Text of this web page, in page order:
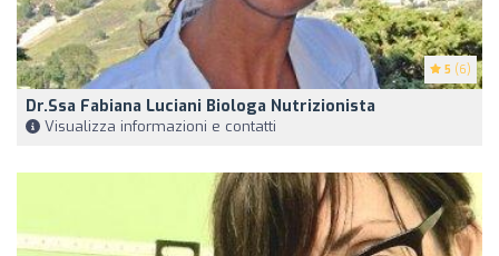
5 (6)
Dr.ssa Fabiana Luciani Biologa Nutrizionista
Visualizza informazioni e contatti